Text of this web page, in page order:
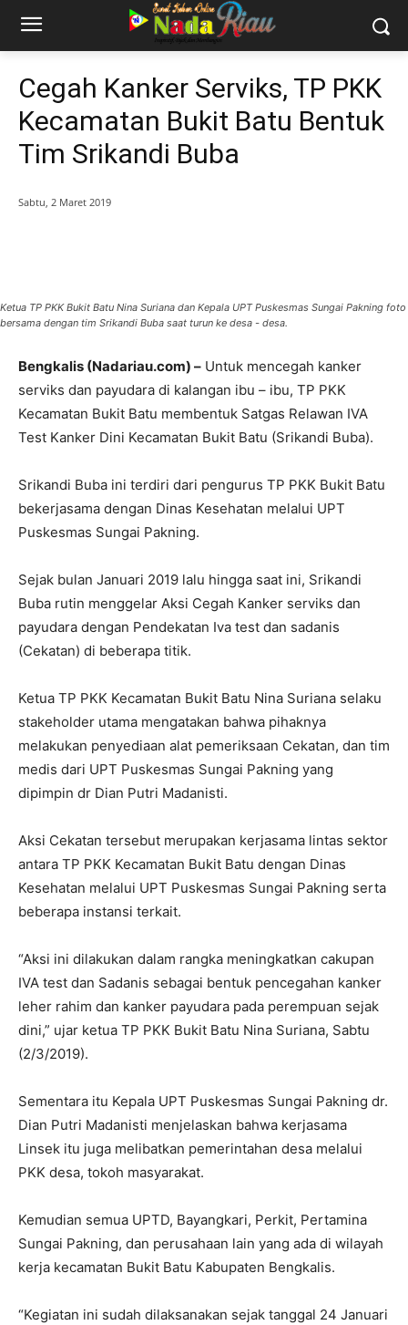
Cegah Kanker Serviks, TP PKK
Kecamatan Bukit Batu Bentuk
Tim Srikandi Buba
Sabtu, 2 Maret 2019
Ketua TP PKK Bukit Batu Nina Suriana dan Kepala UPT Puskesmas Sungai Pakning foto
bersama dengan tim Srikandi Buba saat turun ke desa - desa.
Bengkalis (Nadariau.com) – Untuk mencegah kanker
serviks dan payudara di kalangan ibu – ibu, TP PKK
Kecamatan Bukit Batu membentuk Satgas Relawan IVA
Test Kanker Dini Kecamatan Bukit Batu (Srikandi Buba).
Srikandi Buba ini terdiri dari pengurus TP PKK Bukit Batu
bekerjasama dengan Dinas Kesehatan melalui UPT
Puskesmas Sungai Pakning.
Sejak bulan Januari 2019 lalu hingga saat ini, Srikandi
Buba rutin menggelar Aksi Cegah Kanker serviks dan
payudara dengan Pendekatan Iva test dan sadanis
(Cekatan) di beberapa titik.
Ketua TP PKK Kecamatan Bukit Batu Nina Suriana selaku
stakeholder utama mengatakan bahwa pihaknya
melakukan penyediaan alat pemeriksaan Cekatan, dan tim
medis dari UPT Puskesmas Sungai Pakning yang
dipimpin dr Dian Putri Madanisti.
Aksi Cekatan tersebut merupakan kerjasama lintas sektor
antara TP PKK Kecamatan Bukit Batu dengan Dinas
Kesehatan melalui UPT Puskesmas Sungai Pakning serta
beberapa instansi terkait.
“Aksi ini dilakukan dalam rangka meningkatkan cakupan
IVA test dan Sadanis sebagai bentuk pencegahan kanker
leher rahim dan kanker payudara pada perempuan sejak
dini,” ujar ketua TP PKK Bukit Batu Nina Suriana, Sabtu
(2/3/2019).
Sementara itu Kepala UPT Puskesmas Sungai Pakning dr.
Dian Putri Madanisti menjelaskan bahwa kerjasama
Linsek itu juga melibatkan pemerintahan desa melalui
PKK desa, tokoh masyarakat.
Kemudian semua UPTD, Bayangkari, Perkit, Pertamina
Sungai Pakning, dan perusahaan lain yang ada di wilayah
kerja kecamatan Bukit Batu Kabupaten Bengkalis.
“Kegiatan ini sudah dilaksanakan sejak tanggal 24 Januari